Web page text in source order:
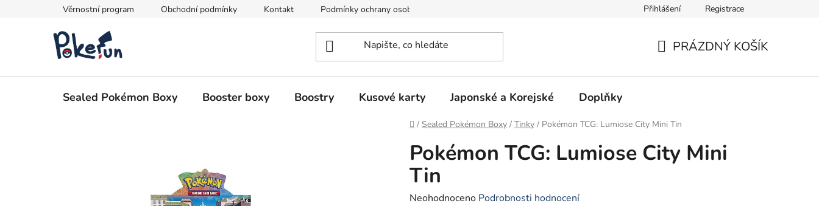
Věrnostní program Obchodní podmínky Kontakt Podmínky ochrany osobních údajů Přihlášení Registrace
PRÁZDNÝ KOŠÍK
Sealed Pokémon Boxy Booster boxy Boostry Kusové karty Japonské a Korejské Doplňky
Domů
/ Sealed Pokémon Boxy / Tinky / Pokémon TCG: Lumiose City Mini Tin
Pokémon TCG: Lumiose City Mini
Tin
Průměrné
Neohodnoceno Podrobnosti hodnocení